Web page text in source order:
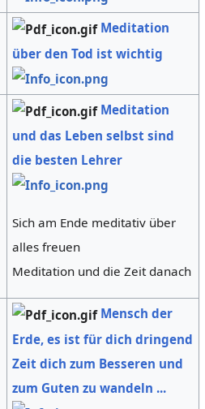
Meditation
über den Tod ist wichtig
Meditation
und das Leben selbst sind
die besten Lehrer
Sich am Ende meditativ über
alles freuen
Meditation und die Zeit danach
Mensch der
Erde, es ist für dich dringend
Zeit dich zum Besseren und
zum Guten zu wandeln ...